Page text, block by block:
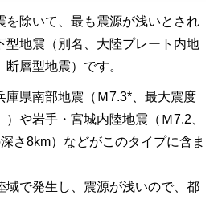
を除いて、最も震源が浅いとされ
型地震（別名、大陸プレート内地
層型地震）です。
庫県南部地震（Ｍ7.3*、最大震度
や岩手・宮城内陸地震（Ｍ7.2、
さ8km）などがこのタイプに含ま
域で発生し、震源が浅いので、都